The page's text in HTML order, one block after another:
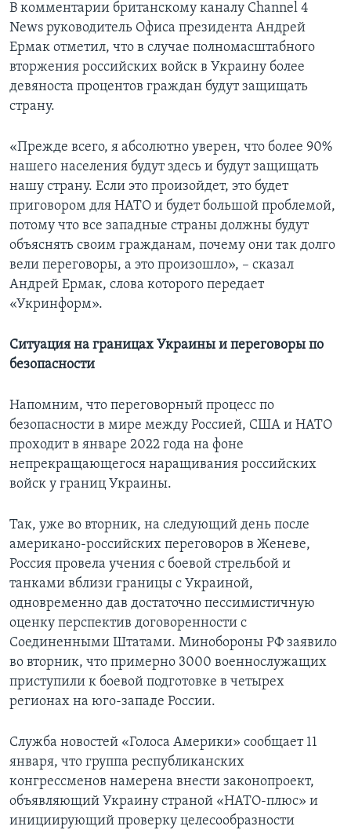
В комментарии британскому каналу Channel 4
News руководитель Офиса президента Андрей
Ермак отметил, что в случае полномасштабного
вторжения российских войск в Украину более
девяноста процентов граждан будут защищать
страну.
«Прежде всего, я абсолютно уверен, что более 90%
нашего населения будут здесь и будут защищать
нашу страну. Если это произойдет, это будет
приговором для НАТО и будет большой проблемой,
потому что все западные страны должны будут
объяснять своим гражданам, почему они так долго
вели переговоры, а это произошло», – сказал
Андрей Ермак, слова которого передает
«Укринформ».
Ситуация на границах Украины и переговоры по
безопасности
Напомним, что переговорный процесс по
безопасности в мире между Россией, США и НАТО
проходит в январе 2022 года на фоне
непрекращающегося наращивания российских
войск у границ Украины.
Так, уже во вторник, на следующий день после
американо-российских переговоров в Женеве,
Россия провела учения с боевой стрельбой и
танками вблизи границы с Украиной,
одновременно дав достаточно пессимистичную
оценку перспектив договоренности с
Соединенными Штатами. Минобороны РФ заявило
во вторник, что примерно 3000 военнослужащих
приступили к боевой подготовке в четырех
регионах на юго-западе России.
Служба новостей «Голоса Америки» сообщает 11
января, что группа республиканских
конгрессменов намерена внести законопроект,
объявляющий Украину страной «НАТО-плюс» и
инициирующий проверку целесообразности